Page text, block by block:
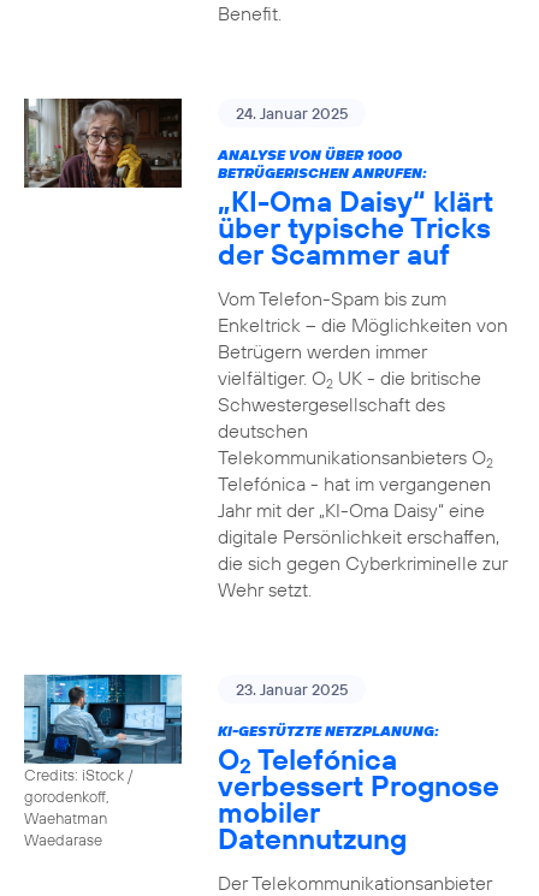
Benefit.
24. Januar 2025
ANALYSE VON ÜBER 1000
BETRÜGERISCHEN ANRUFEN:
„KI-Oma Daisy“ klärt
über typische Tricks
der Scammer auf
Vom Telefon-Spam bis zum
Enkeltrick – die Möglichkeiten von
Betrügern werden immer
vielfältiger. O2UK - die britische
Schwestergesellschaft des
deutschen
Telekommunikationsanbieters O2
Telefónica - hat im vergangenen
Jahr mit der „KI-Oma Daisy“ eine
digitale Persönlichkeit erschaffen,
die sich gegen Cyberkriminelle zur
Wehr setzt.
Credits: iStock /
gorodenkoff,
Waehatman
Waedarase
23. Januar 2025
KI-GESTÜTZTE NETZPLANUNG:
O2 Telefónica
verbessert Prognose
mobiler
Datennutzung
Der Telekommunikationsanbieter